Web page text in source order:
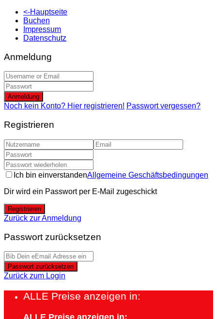
<-Hauptseite
Buchen
Impressum
Datenschutz
Anmeldung
Anmeldung
Noch kein Konto? Hier registrieren! Passwort vergessen?
Registrieren
Ich bin einverstandenAllgemeine Geschäftsbedingungen
Dir wird ein Passwort per E-Mail zugeschickt
Registrieren
Zurück zur Anmeldung
Passwort zurücksetzen
Passwort zurücksetzen
Zurück zum Login
ALLE Preise anzeigen in: